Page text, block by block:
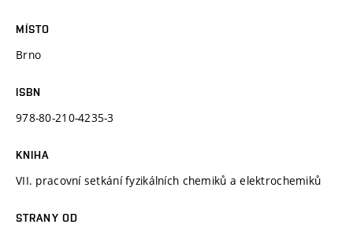
MÍSTO
Brno
ISBN
978-80-210-4235-3
KNIHA
VII. pracovní setkání fyzikálních chemiků a elektrochemiků
STRANY OD